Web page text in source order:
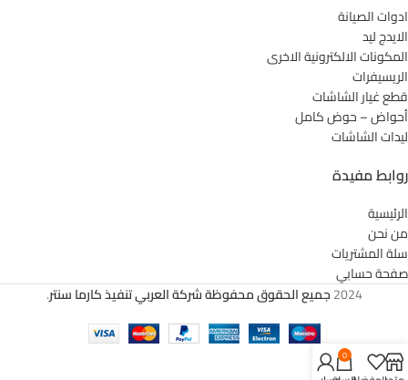
ادوات الصيانة
الايدج ليد
المكونات الالكترونية الاخرى
الريسيفرات
قطع غيار الشاشات
أحواض – حوض كامل
ليدات الشاشات
روابط مفيدة
الرئيسية
من نحن
سلة المشتريات
صفحة حسابي
2024جميع الحقوق محفوظة شركة العربي تنفيذ كارما سنتر.
0